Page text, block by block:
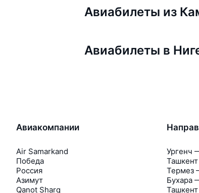
Авиабилеты из
Авиабилеты в
Авиакомпании
Air Samarkand
Победа
Россия
Азимут
Qanot Sharq
Ургенч
Термез
Бухара